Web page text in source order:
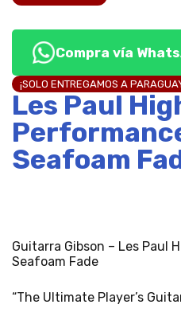
Compra vía
¡SOLO ENTREGAMOS A
Les Paul
Seafoam
Guitarra Gibson – Les Paul
Seafoam Fade
“The Ultimate Player’s